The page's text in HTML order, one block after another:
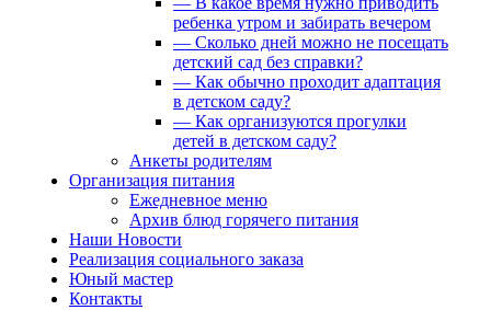
ребенка утром и забирать вечером
— Сколько дней можно не посещать
детский сад без справки?
— Как обычно проходит адаптация
в детском саду?
— Как организуются прогулки
детей в детском саду?
Анкеты родителям
Организация питания
Ежедневное меню
Архив блюд горячего питания
Наши Новости
Реализация социального заказа
Юный мастер
Контакты